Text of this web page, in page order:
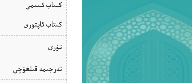
كىتاب ئىسمى
كىتاب ئاپتورى
تۈرى
تەرجىمە قىلغۇچى